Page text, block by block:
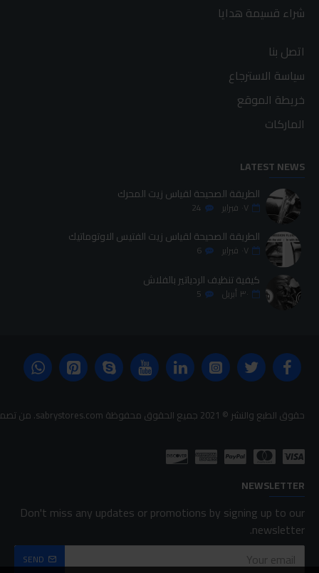
شراء قسيمة هدايا
اتصل بنا
سياسة الاسترجاع
خريطة الموقع
الماركات
LATEST NEWS
الطريقة الصحيحة لقياس زيت المحرك
٠٧ فبراير 24
الطريقة الصحيحة لقياس زيت الفتيس الاوتوماتيك
٠٧ فبراير 6
كيفية تنظيف الردياتير بالفلاش
٣٠ أبريل 5
حقوق الطبع والنشر © 2021 جميع الحقوق محفوظة sabrystores.com. من تصميم-
NEWSLETTER
Don't miss any updates or promotions by signing up to our
newsletter.
SEND